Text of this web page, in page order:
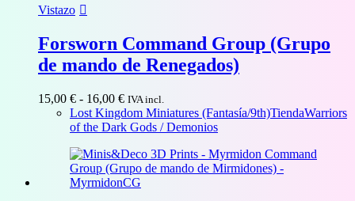
Vistazo
Forsworn Command Group (Grupo
de mando de Renegados)
15,00 € - 16,00 €Rango
de
precios:
15,00 €
hasta
16,00 €
IVA incl.
Lost Kingdom Miniatures (Fantasía/9th)TiendaWarriors
of the Dark Gods / Demonios